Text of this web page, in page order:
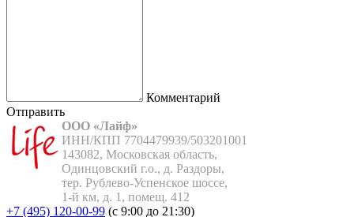
Комментарий
Отправить
ООО «Лайф»
ИНН/КПП 7704479939/503201001
143082, Московская область,
Одинцовский г.о., д. Раздоры,
тер. Рублево-Успенское шоссе,
1-й км, д. 1, помещ. 412
+7 (495) 120-00-99 (с 9:00 до 21:30)